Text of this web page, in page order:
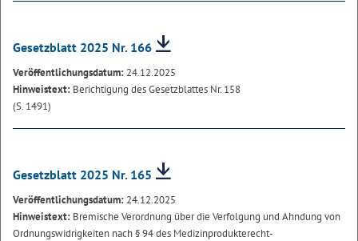
Gesetzblatt 2025 Nr. 166
Veröffentlichungsdatum: 24.12.2025
Hinweistext: Berichtigung des Gesetzblattes Nr. 158
(S. 1491)
Gesetzblatt 2025 Nr. 165
Veröffentlichungsdatum: 24.12.2025
Hinweistext: Bremische Verordnung über die Verfolgung und Ahndung von
Ordnungswidrigkeiten nach § 94 des Medizinprodukterecht-